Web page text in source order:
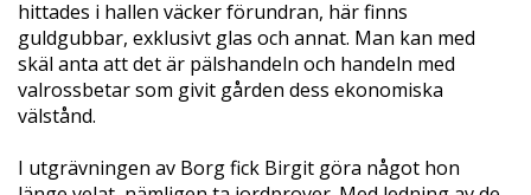
hittades i hallen väcker förundran, här finns
guldgubbar, exklusivt glas och annat. Man kan med
skäl anta att det är pälshandeln och handeln med
valrossbetar som givit gården dess ekonomiska
välstånd.
I utgrävningen av Borg fick Birgit göra något hon